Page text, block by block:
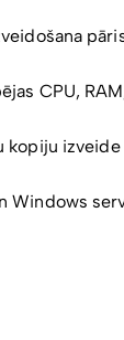
CPU,
kopiju
Windows